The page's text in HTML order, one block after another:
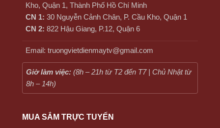
Kho, Quận 1, Thành Phố Hồ Chí Minh
CN 1: 30 Nguyễn Cảnh Chân, P. Cầu Kho, Quận 1
CN 2: 822 Hậu Giang, P.12, Quận 6
Email: truongvietdienmaytv@gmail.com
Giờ làm việc: (8h – 21h từ T2 đến T7 | Chủ Nhật từ
8h – 14h)
MUA SẮM TRỰC TUYẾN